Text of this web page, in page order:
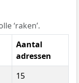
‘raken’.
Aantal
adressen
15